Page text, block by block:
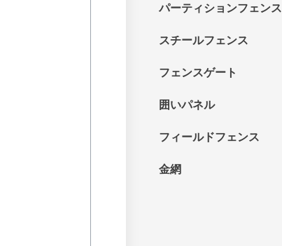
パーティションフェンス
スチールフェンス
フェンスゲート
囲いパネル
フィールドフェンス
金網